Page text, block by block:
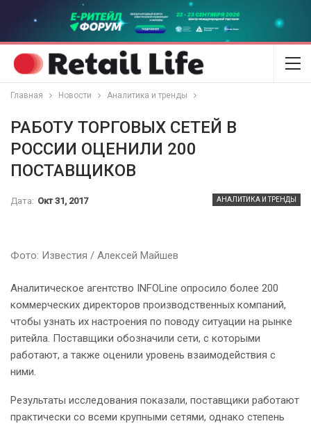
Главная Новости Аналитика и тренды
РАБОТУ ТОРГОВЫХ СЕТЕЙ В
РОССИИ ОЦЕНИЛИ 200
ПОСТАВЩИКОВ
АНАЛИТИКА И ТРЕНДЫ
Дата: Окт 31, 2017
Фото: Известия / Алексей Майшев
Аналитическое агентство INFOLine опросило более 200
коммерческих директоров производственных компаний,
чтобы узнать их настроения по поводу ситуации на рынке
ритейла. Поставщики обозначили сети, с которыми
работают, а также оценили уровень взаимодействия с
ними.
Результаты исследования показали, поставщики работают
практически со всеми крупными сетями, однако степень